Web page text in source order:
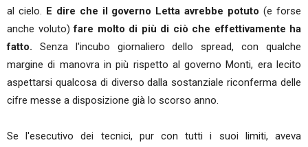
al cielo. E dire che il governo Letta avrebbe potuto (e forse
anche voluto)fare molto di più di ciò che effettivamente ha
fatto. Senza l'incubo giornaliero dello spread, con qualche
margine di manovra in più rispetto al governo Monti, era lecito
aspettarsi qualcosa di diverso dalla sostanziale riconferma delle
cifre messe a disposizione già lo scorso anno.
Se l'esecutivo dei tecnici, pur con tutti i suoi limiti, aveva